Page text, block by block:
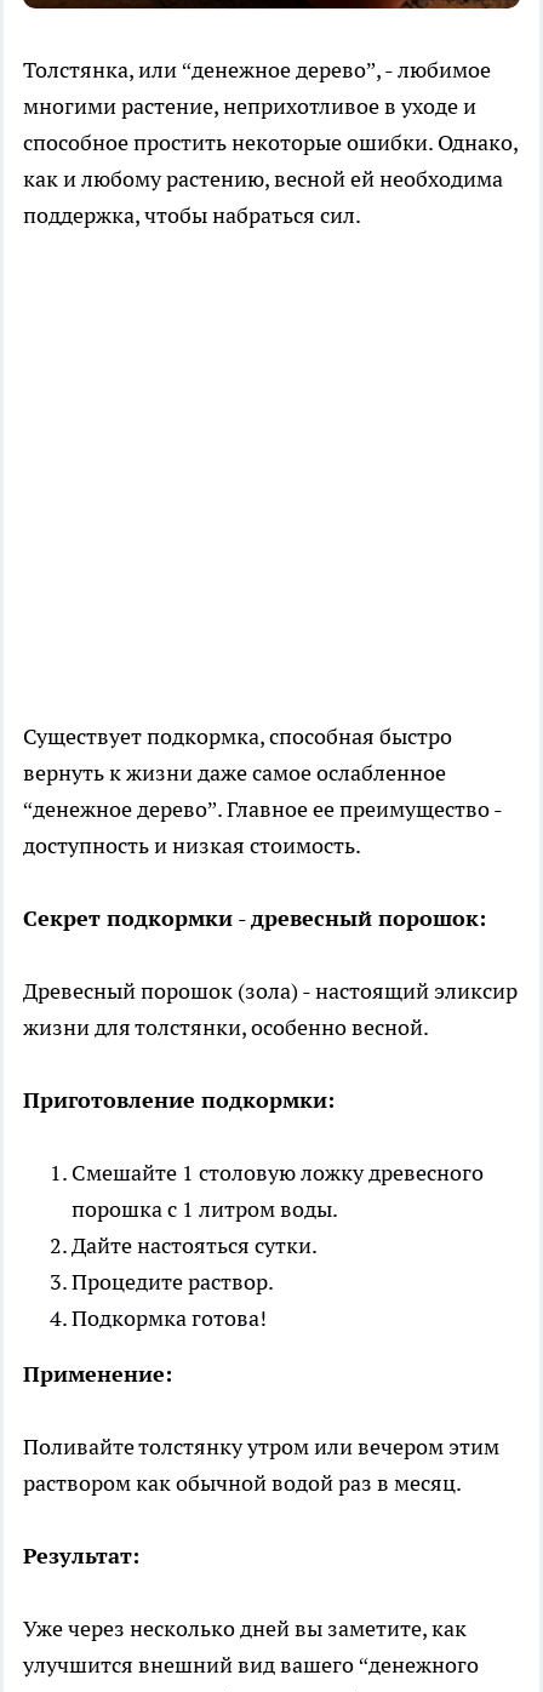
Толстянка, или “денежное дерево”, - любимое
многими растение, неприхотливое в уходе и
способное простить некоторые ошибки. Однако,
как и любому растению, весной ей необходима
поддержка, чтобы набраться сил.
Существует подкормка, способная быстро
вернуть к жизни даже самое ослабленное
“денежное дерево”. Главное ее преимущество -
доступность и низкая стоимость.
Секрет подкормки - древесный порошок:
Древесный порошок (зола) - настоящий эликсир
жизни для толстянки, особенно весной.
Приготовление подкормки:
Смешайте 1 столовую ложку древесного
порошка с 1 литром воды.
Дайте настояться сутки.
Процедите раствор.
Подкормка готова!
Применение:
Поливайте толстянку утром или вечером этим
раствором как обычной водой раз в месяц.
Результат:
Уже через несколько дней вы заметите, как
улучшится внешний вид вашего “денежного